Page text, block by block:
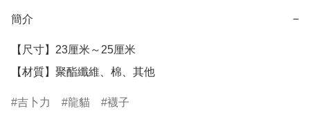
簡介 −
【尺寸】23厘米～25厘米
【材質】聚酯纖維、棉、其他
吉卜力 龍貓 襪子